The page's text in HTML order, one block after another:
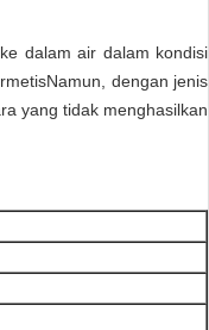
dalam air dalam kondisi
dengan jenis
yang tidak menghasilkan